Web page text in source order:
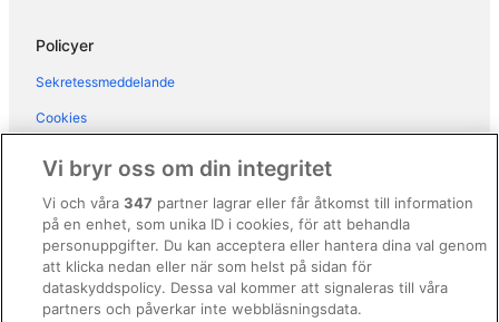
Policyer
Sekretessmeddelande
Cookies
Regler och villkor för Vrbo
Tillgänglighetsanpassning
Juridisk information/Kontakta oss
Vi bryr oss om din integritet
Vi och våra347 partner lagrar eller får åtkomst till information
på en enhet, som unika ID i cookies, för att behandla
personuppgifter. Du kan acceptera eller hantera dina val genom
att klicka nedan eller när som helst på sidan för
dataskyddspolicy. Dessa val kommer att signaleras till våra
partners och påverkar inte webbläsningsdata.